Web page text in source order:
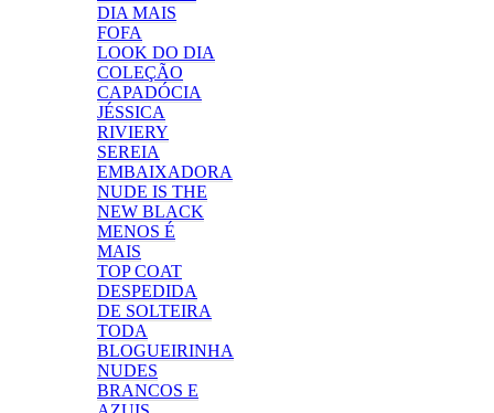
DIA MAIS
FOFA
LOOK DO DIA
COLEÇÃO
CAPADÓCIA
JÉSSICA
RIVIERY
SEREIA
EMBAIXADORA
NUDE IS THE
NEW BLACK
MENOS É
MAIS
TOP COAT
DESPEDIDA
DE SOLTEIRA
TODA
BLOGUEIRINHA
NUDES
BRANCOS E